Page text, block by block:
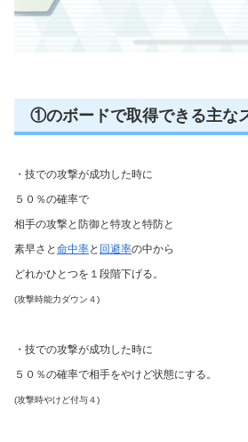
①のボードで取得できる主な
・技での攻撃が成功した時に
５０％の確率で
相手の攻撃と防御と特攻と特防と
素早さと 命中率と 回避率の中から
どれかひとつを１段階下げる。
(攻撃時能力ダウン４)
・技での攻撃が成功した時に
５０％の確率で相手をやけど状態にする。
(攻撃時やけど付与４)